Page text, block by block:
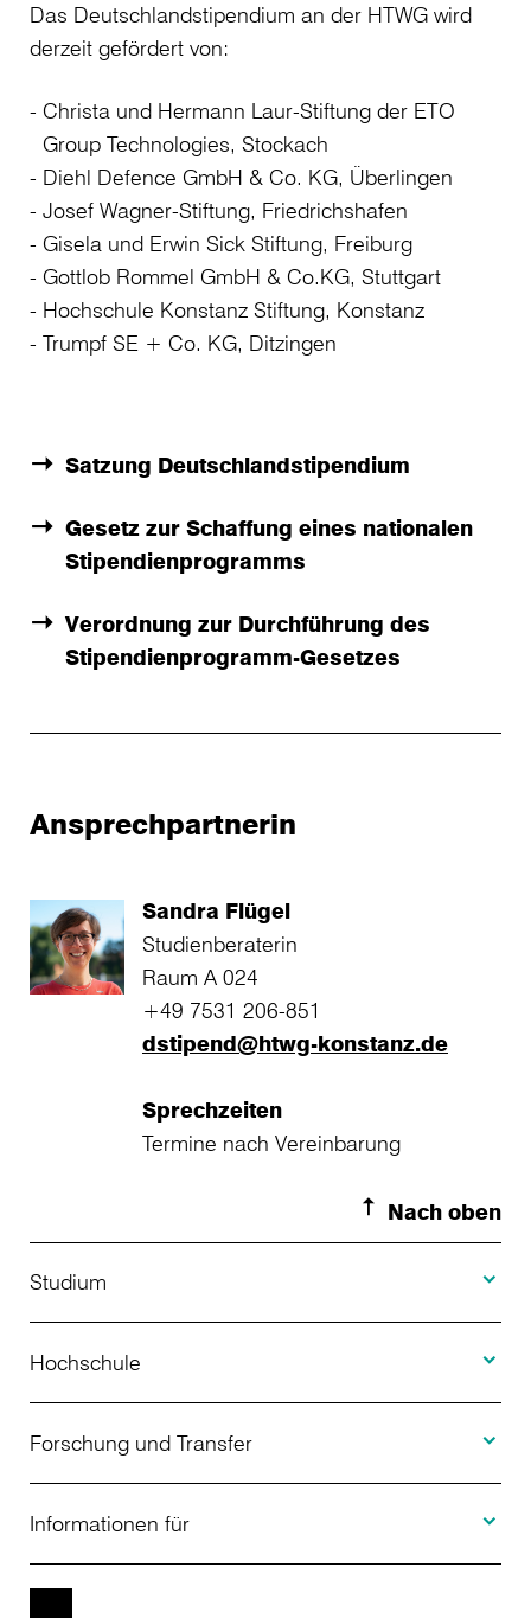
Das Deutschlandstipendium an der HTWG wird
derzeit gefördert von:
Christa und Hermann Laur-Stiftung der ETO
Group Technologies, Stockach
Diehl Defence GmbH & Co. KG, Überlingen
Josef Wagner-Stiftung, Friedrichshafen
Gisela und Erwin Sick Stiftung, Freiburg
Gottlob Rommel GmbH & Co.KG, Stuttgart
Hochschule Konstanz Stiftung, Konstanz
Trumpf SE + Co. KG, Ditzingen
Satzung Deutschlandstipendium
Gesetz zur Schaffung eines nationalen
Stipendienprogramms
Verordnung zur Durchführung des
Stipendienprogramm-Gesetzes
Ansprechpartnerin
Sandra Flügel
Studienberaterin
Raum A 024
+49 7531 206-851
dstipend@htwg-konstanz.de
Sprechzeiten
Termine nach Vereinbarung
Nach oben
Studium
Studienangebot
Bewerbung
Studienberatung
Weiterbildung
Hochschule
Über uns
Aktuelles
Forschung und Transfer
Projekte
Informationen für